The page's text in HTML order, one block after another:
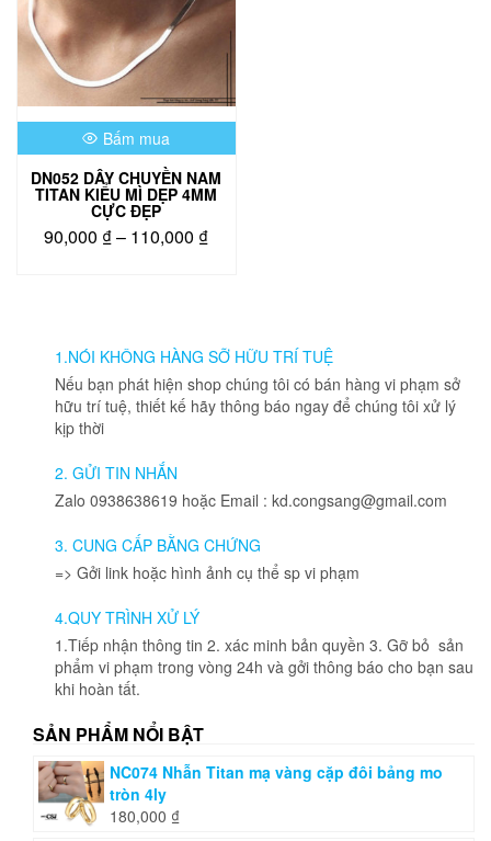
Bấm mua
DN052 DÂY CHUYỀN NAM
TITAN KIỂU MÌ DẸP 4MM
CỰC ĐẸP
90,000 ₫– 110,000 ₫Khoảng
110,000 ₫
nhiều
biến
thể.
Các
chọn
có
thể
được
chọn
trên
sản
phẩm
1.NÓI KHÔNG HÀNG SỠ HỮU TRÍ TUỆ
Nếu bạn phát hiện shop chúng tôi có bán hàng vi phạm sở
hữu trí tuệ, thiết kế hãy thông báo ngay để chúng tôi xử lý
kịp thời
2. GỬI TIN NHẮN
Zalo 0938638619 hoặc Email : kd.congsang@gmail.com
3. CUNG CẤP BẰNG CHỨNG
=> Gởi link hoặc hình ảnh cụ thể sp vi phạm
4.QUY TRÌNH XỬ LÝ
1.Tiếp nhận thông tin 2. xác minh bản quyền 3. Gỡ bỏ sản
phẩm vi phạm trong vòng 24h và gởi thông báo cho bạn sau
khi hoàn tất.
SẢN PHẨM NỔI BẬT
NC074 Nhẫn Titan mạ vàng cặp đôi bảng mo
tròn 4ly
180,000 ₫